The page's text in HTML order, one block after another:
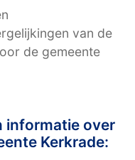
van de
de gemeente
informatie over
Kerkrade: